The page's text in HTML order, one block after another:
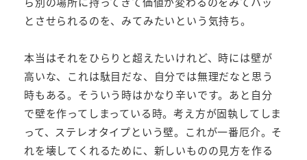
とさせられるのを、みてみたいという気持ち。
本当はそれをひらりと超えたいけれど、時には壁が
高いな、これは駄目だな、自分では無理だなと思う
時もある。そういう時はかなり辛いです。あと自分
で壁を作ってしまっている時。考え方が固執してしま
って、ステレオタイプという壁。これが一番厄介。そ
れを壊してくれるために、新しいものの見方を作る